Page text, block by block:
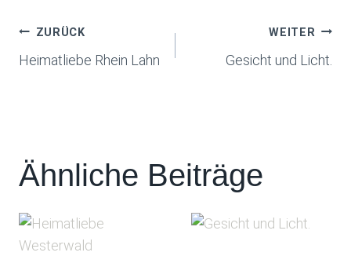
Beitragsnavigation
ZURÜCK
Heimatliebe Rhein Lahn
WEITER
Gesicht und Licht.
Ähnliche Beiträge